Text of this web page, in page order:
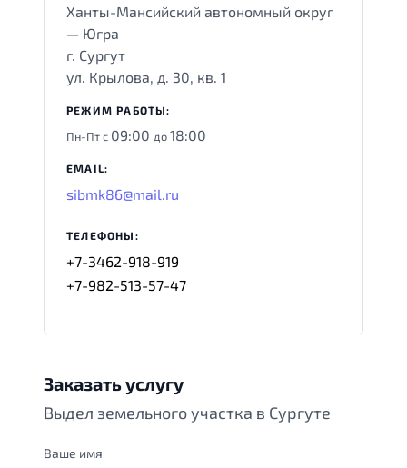
Ханты-Мансийский автономный округ
— Югра
г. Сургут
ул. Крылова, д. 30, кв. 1
РЕЖИМ РАБОТЫ:
Пн-Пт с 09:00 до18:00
EMAIL:
sibmk86@mail.ru
ТЕЛЕФОНЫ:
+7-3462-918-919
+7-982-513-57-47
Заказать услугу
Выдел земельного участка в Сургуте
Ваше имя